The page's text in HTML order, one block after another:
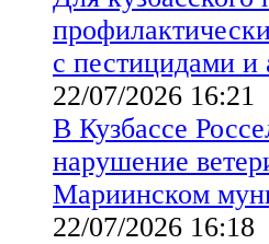
с пестицидами и
22/07/2026 16:21
В Кузбассе
нарушение
Мариинском
22/07/2026 16:18